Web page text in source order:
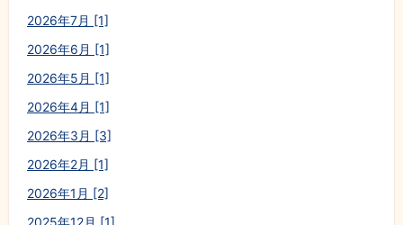
2026年7月 [1]
2026年6月 [1]
2026年5月 [1]
2026年4月 [1]
2026年3月 [3]
2026年2月 [1]
2026年1月 [2]
2025年12月 [1]